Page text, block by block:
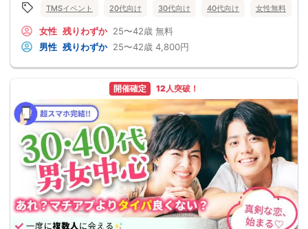
TMSイベント 20代向け 30代向け 40代向け 女性無料
女性 残りわずか 25〜42歳 無料
男性 残りわずか 25〜42歳 4,800円
開催確定 12人突破！